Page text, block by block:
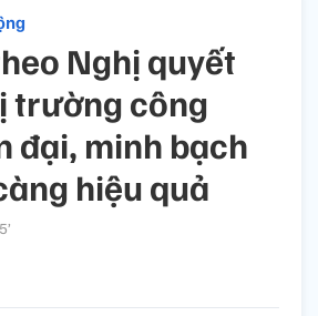
Nghị quyết
trường công
đại, minh bạch
hiệu quả